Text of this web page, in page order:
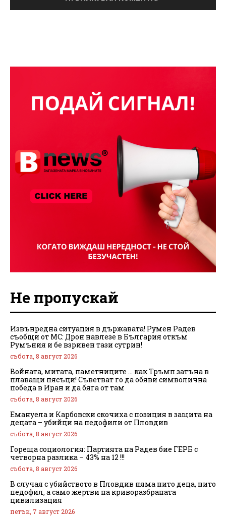
Не пропускай
Извънредна ситуация в държавата! Румен Радев
съобщи от МС: Дрон навлезе в България откъм
Румъния и бе взривен тази сутрин!
събота, 8 август 2026
Войната, митата, паметниците … как Тръмп затъна в
плаващи пясъци! Съветват го да обяви символична
победа в Иран и да бяга от там
събота, 8 август 2026
Емануела и Карбовски скочиха с позиция в защита на
децата – убийци на педофили от Пловдив
събота, 8 август 2026
Гореща социология: Партията на Радев бие ГЕРБ с
четворна разлика – 43% на 12 !!!
събота, 8 август 2026
В случая с убийството в Пловдив няма нито деца, нито
педофил, а само жертви на криворазбраната
цивилизация
петък, 7 август 2026